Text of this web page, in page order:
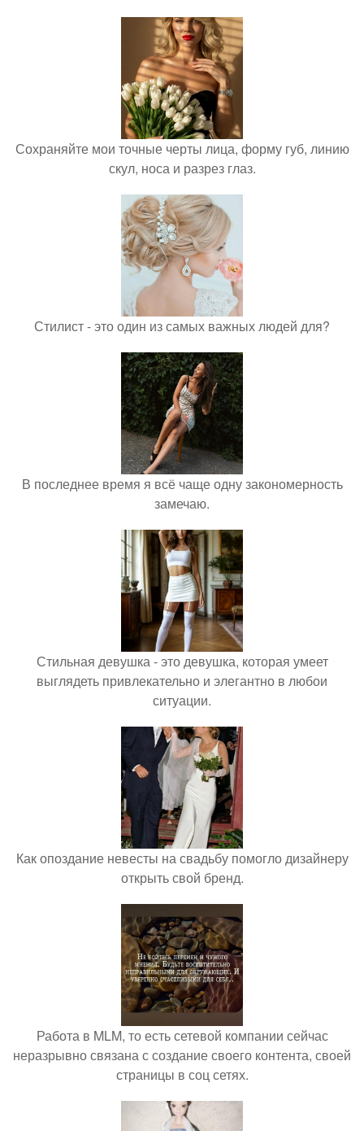
Сохраняйте мои точные черты лица, форму губ, линию
скул, носа и разрез глаз.
Стилист - это один из самых важных людей для?
В последнее время я всё чаще одну закономерность
замечаю.
Стильная девушка - это девушка, которая умеет
выглядеть привлекательно и элегантно в любои
ситуации.
Как опоздание невесты на свадьбу помогло дизайнеру
открыть свой бренд.
Работа в MLM, то есть сетевой компании сейчас
неразрывно связана с создание своего контента, своей
страницы в соц сетях.